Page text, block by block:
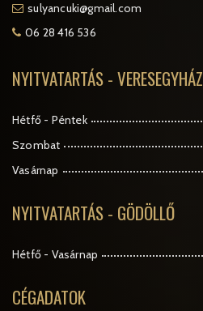
sulyancuki@gmail.com
06 28 416 536
NYITVATARTÁS - VERESEGYHÁZ
Hétfő - Péntek
Szombat
Vasárnap
NYITVATARTÁS - GÖDÖLLŐ
Hétfő - Vasárnap
CÉGADATOK